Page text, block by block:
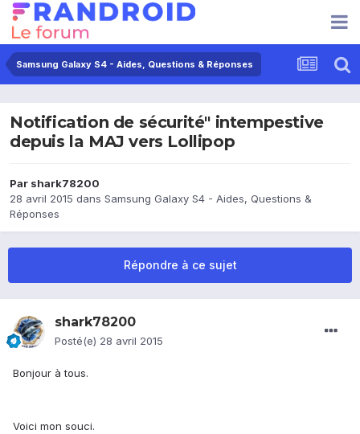
Samsung Galaxy S4 - Aides, Questions & Réponses
Notificat​ion de sécurité" intempesti​ve
depuis la MAJ vers Lollipop
Par shark78200
28 avril 2015 dans Samsung Galaxy S4 - Aides, Questions &
Réponses
Répondre à ce sujet
shark78200
Posté(e) 28 avril 2015
Bonjour à tous.
Voici mon souci.